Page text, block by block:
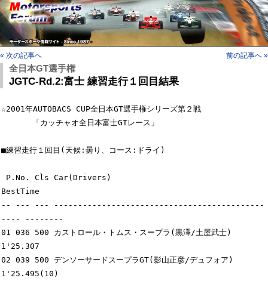
« 次の記事へ 前の記事へ »
全日本GT選手権
JGTC-Rd.2:富士 練習走行１回目結果
☆2001年AUTOBACS CUP全日本GT選手権シリーズ第２戦
「カッチャオ全日本富士GTレース」
■練習走行１回目(天候:曇り、コース:ドライ)
BestTime
-- --- --- --------------------------------------------
---- --------
01 036 500 カストロール・トムス・スープラ(黒澤/土屋武士)
1'25.307
02 039 500 デンソーサードスープラGT(影山正彦/デュフォア)
1'25.495(10)